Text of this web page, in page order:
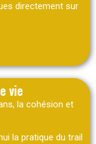
directement sur
vie
la cohésion et
la pratique du trail